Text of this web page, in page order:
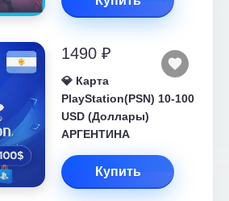
1490 ₽
💎 Карта
PlayStation(PSN) 10-100
USD (Доллары)
АРГЕНТИНА
Купить